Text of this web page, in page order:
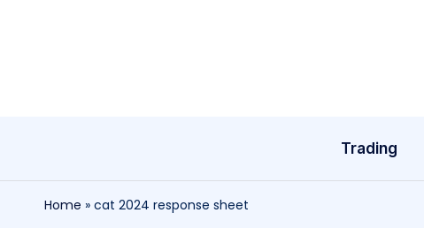
Trading
Home » cat 2024 response sheet